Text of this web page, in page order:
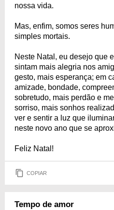
nossa vida.
Mas, enfim, somos seres
simples mortais.
Neste Natal, eu desejo que
sintam mais alegria nos
gesto, mais esperança; em
amizade, bondade,
sobretudo, mais perdão e
sorriso, mais sonhos
ver e sentir a luz que
neste novo ano que se
Feliz Natal!
COPIAR
Tempo de amor